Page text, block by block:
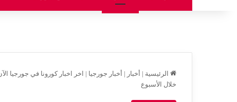
الرئيسية | أخبار | أخبار جورجيا |
خلال الأسبوع